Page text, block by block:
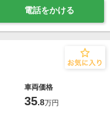
電話をかける
車両価格
35.8万円